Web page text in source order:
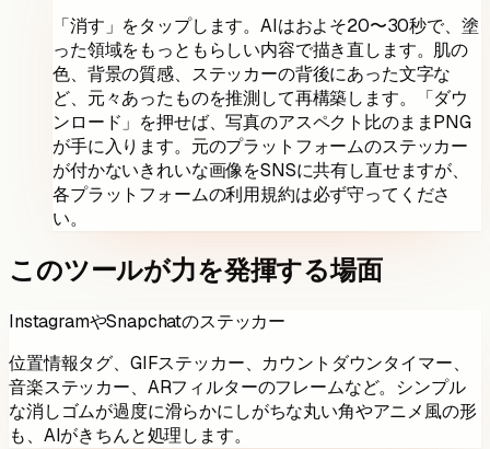
「消す」をタップします。AIはおよそ20〜30秒で、塗
った領域をもっともらしい内容で描き直します。肌の
色、背景の質感、ステッカーの背後にあった文字な
ど、元々あったものを推測して再構築します。「ダウ
ンロード」を押せば、写真のアスペクト比のままPNG
が手に入ります。元のプラットフォームのステッカー
が付かないきれいな画像をSNSに共有し直せますが、
各プラットフォームの利用規約は必ず守ってくださ
い。
このツールが力を発揮する場面
InstagramやSnapchatのステッカー
位置情報タグ、GIFステッカー、カウントダウンタイマー、
音楽ステッカー、ARフィルターのフレームなど。シンプル
な消しゴムが過度に滑らかにしがちな丸い角やアニメ風の形
も、AIがきちんと処理します。